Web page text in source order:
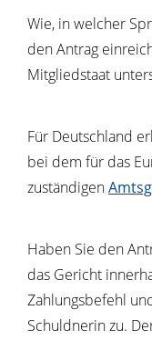
Wie, in welcher
den Antrag
Mitgliedstaat
Für Deutschland
bei dem für das
zuständigen
Haben Sie den
das Gericht
Zahlungsbefehl
Schuldnerin zu.